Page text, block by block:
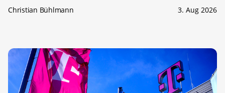
Christian Bühlmann 3. Aug 2026